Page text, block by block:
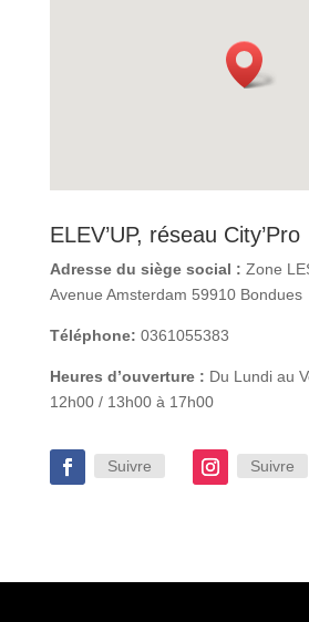
ELEV’UP, réseau City’Pro
Adresse du siège social : Zone
Avenue Amsterdam 59910 Bondues
Téléphone: 0361055383
Heures d’ouverture : Du Lundi au
12h00 / 13h00 à 17h00
Suivre Suivre